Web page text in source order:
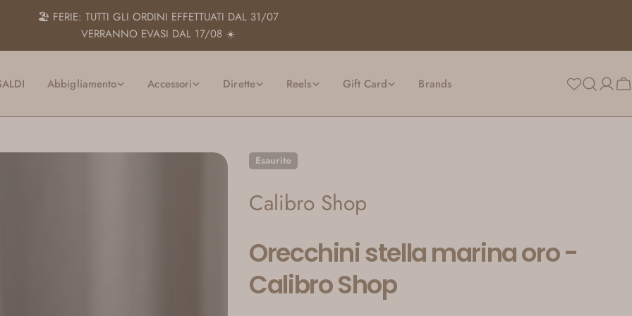
🏖️ FERIE: TUTTI GLI ORDINI EFFETTUATI DAL 31/07
VERRANNO EVASI DAL 17/08 ☀️
Abbigliamento Accessori Dirette Reels Gift Card Brands Login
Esaurito
Calibro Shop
Orecchini stella marina oro -
Calibro Shop